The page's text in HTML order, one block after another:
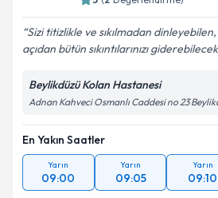
Sizi titizlikle ve sıkılmadan
açıdan bütün sıkıntılarınızı
Beylikdüzü Kolan Hastanesi
Adnan Kahveci Osmanlı Caddesi no 23
En Yakın Saatler
Yarın
09:00
Yarın
09:05
Yarın
09:10